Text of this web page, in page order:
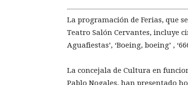
La programación de Ferias, que
Teatro Salón Cervantes, incluye
Aguafiestas’, ‘Boeing, boeing’ ,
La concejala de Cultura en
Pablo Nogales, han presentado